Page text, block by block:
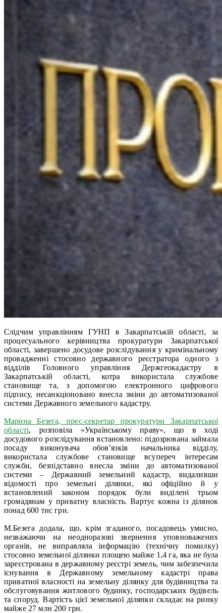
Слідчим управлінням ГУНП в Закарпатській області, за
процесуального керівництва прокуратури Закарпатської
області, завершено досудове розслідування у кримінальному
провадженні стосовно державного реєстратора одного з
відділів Головного управління Держгеокадастру в
Закарпатській області, котра використала службове
становище та, з допомогою електронного цифрового
підпису, несанкціоновано внесла зміни до автоматизованої
системи Державного земельного кадастру.
Марина Безега, прес-секретар прокуратури Закарпатської
області, розповіла «Українському праву», що в ході
досудового розслідування встановлено: підозрювана займала
посаду виконувача обов’язків начальника відділу,
використала службове становище всупереч інтересам
служби, безпідставно внесла зміни до автоматизованої
системи – Державний земельний кадастр, видаливши
відомості про земельні ділянки, які офіційно й у
встановлений законом порядок були виділені трьом
громадянам у приватну власність. Вартує кожна із ділянок
понад 600 тис грн.
М.Безега додала, що, крім згаданого, посадовець умисно,
незважаючи на неодноразові звернення уповноважених
органів, не виправляла інформацію (технічну помилку)
стосовно земельної ділянки площею майже 1,4 га, яка не була
зареєстрована в державному реєстрі земель, чим забезпечила
існування в Державному земельному кадастрі права
приватної власності на земельну ділянку для будівництва та
обслуговування житлового будинку, господарських будівель
та споруд. Вартість цієї земельної ділянки складає на ринку
майже 27 млн 200 грн.